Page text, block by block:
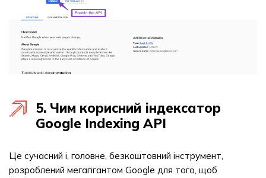
5. Чим корисний індексатор
Google Indexing API
Це сучасний і, головне, безкоштовний інструмент,
розроблений мегагігантом Google для того, щоб